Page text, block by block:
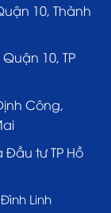
10, Thành
10, TP
Công,
tư TP Hồ
Linh